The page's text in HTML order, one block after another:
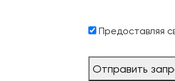
Предоставляя
Отправить